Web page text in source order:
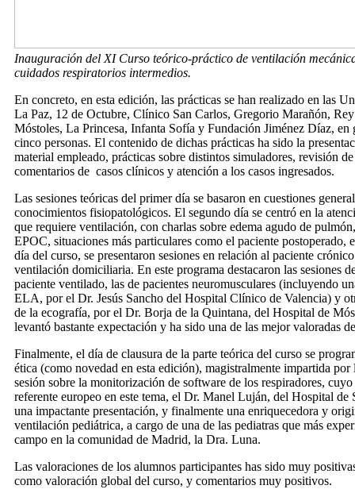
Inauguración del XI Curso teórico-práctico de ventilación
cuidados respiratorios intermedios.
En concreto, en esta edición, las prácticas se han realizado en las
La Paz, 12 de Octubre, Clínico San Carlos, Gregorio Marañón,
Móstoles, La Princesa, Infanta Sofía y Fundación Jiménez Díaz, en
cinco personas. El contenido de dichas prácticas ha sido la
material empleado, prácticas sobre distintos simuladores, revisión
comentarios de casos clínicos y atención a los casos ingresados.
Las sesiones teóricas del primer día se basaron en cuestiones
conocimientos fisiopatológicos. El segundo día se centró en la
que requiere ventilación, con charlas sobre edema agudo de
EPOC, situaciones más particulares como el paciente postoperado,
día del curso, se presentaron sesiones en relación al paciente
ventilación domiciliaria. En este programa destacaron las sesiones
paciente ventilado, las de pacientes neuromusculares (incluyendo
ELA, por el Dr. Jesús Sancho del Hospital Clínico de Valencia) y
de la ecografía, por el Dr. Borja de la Quintana, del Hospital de
levantó bastante expectación y ha sido una de las mejor valoradas
Finalmente, el día de clausura de la parte teórica del curso se
ética (como novedad en esta edición), magistralmente impartida por
sesión sobre la monitorización de software de los respiradores,
referente europeo en este tema, el Dr. Manel Luján, del Hospital de
una impactante presentación, y finalmente una enriquecedora y
ventilación pediátrica, a cargo de una de las pediatras que más
campo en la comunidad de Madrid, la Dra. Luna.
Las valoraciones de los alumnos participantes has sido muy
como valoración global del curso, y comentarios muy positivos.